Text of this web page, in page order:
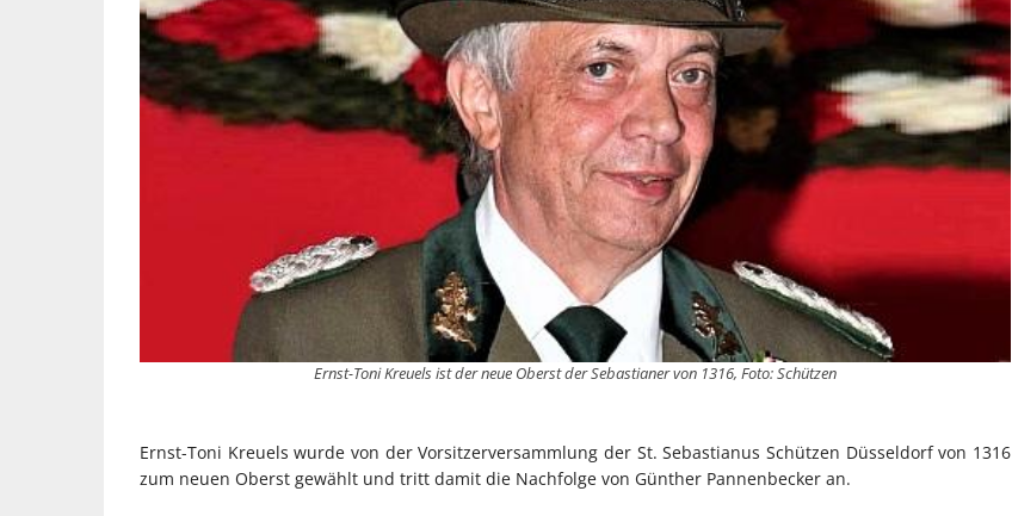
Ernst-Toni Kreuels ist der neue Oberst der Sebastianer von 1316, Foto: Schützen
Ernst-Toni Kreuels wurde von der Vorsitzerversammlung der St. Sebastianus Schützen Düsseldorf von 1316
zum neuen Oberst gewählt und tritt damit die Nachfolge von Günther Pannenbecker an.